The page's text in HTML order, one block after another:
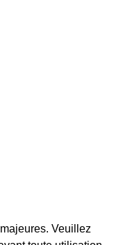
Veuillez